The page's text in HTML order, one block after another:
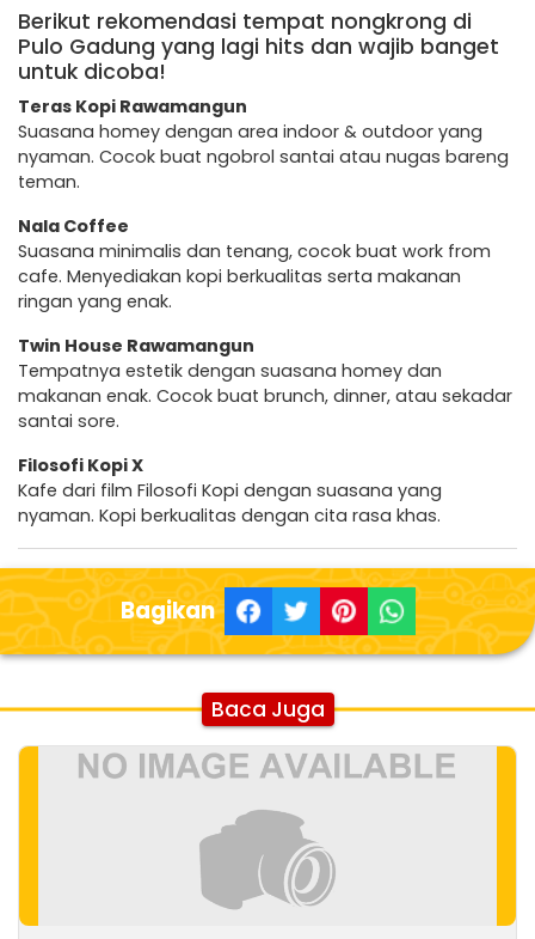
Berikut rekomendasi tempat nongkrong di
Pulo Gadung yang lagi hits dan wajib banget
untuk dicoba!
Teras Kopi Rawamangun
Suasana homey dengan area indoor & outdoor yang
nyaman. Cocok buat ngobrol santai atau nugas bareng
teman.
Nala Coffee
Suasana minimalis dan tenang, cocok buat work from
cafe. Menyediakan kopi berkualitas serta makanan
ringan yang enak.
Twin House Rawamangun
Tempatnya estetik dengan suasana homey dan
makanan enak. Cocok buat brunch, dinner, atau sekadar
santai sore.
Filosofi Kopi X
Kafe dari film Filosofi Kopi dengan suasana yang
nyaman. Kopi berkualitas dengan cita rasa khas.
Bagikan
Baca Juga